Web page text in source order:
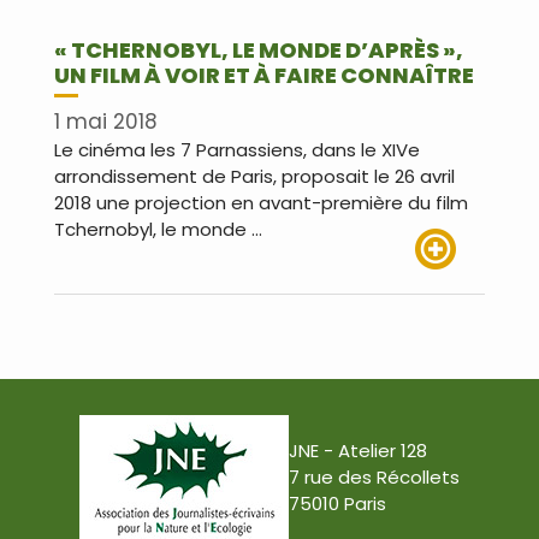
« TCHERNOBYL, LE MONDE D’APRÈS »,
UN FILM À VOIR ET À FAIRE CONNAÎTRE
1 mai 2018
Le cinéma les 7 Parnassiens, dans le XIVe
arrondissement de Paris, proposait le 26 avril
2018 une projection en avant-première du film
Tchernobyl, le monde …
JNE - Atelier 128
7 rue des Récollets
75010 Paris